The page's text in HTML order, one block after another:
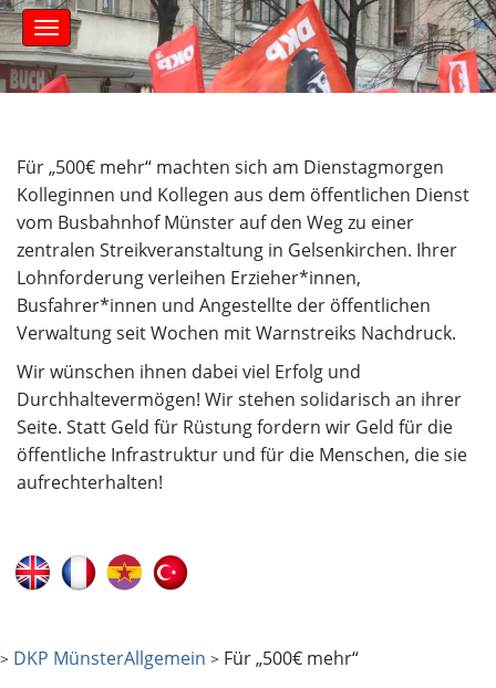
M
a
i
n
u
S
k
i
p
c
o
n
t
e
n
t
Für „500€ mehr“ machten sich am Dienstagmorgen
Kolleginnen und Kollegen aus dem öffentlichen Dienst
vom Busbahnhof Münster auf den Weg zu einer
zentralen Streikveranstaltung in Gelsenkirchen. Ihrer
Lohnforderung verleihen Erzieher*innen,
Busfahrer*innen und Angestellte der öffentlichen
Verwaltung seit Wochen mit Warnstreiks Nachdruck.
Wir wünschen ihnen dabei viel Erfolg und
Durchhaltevermögen! Wir stehen solidarisch an ihrer
Seite. Statt Geld für Rüstung fordern wir Geld für die
öffentliche Infrastruktur und für die Menschen, die sie
aufrechterhalten!
> DKP MünsterAllgemein > Für „500€ mehr“